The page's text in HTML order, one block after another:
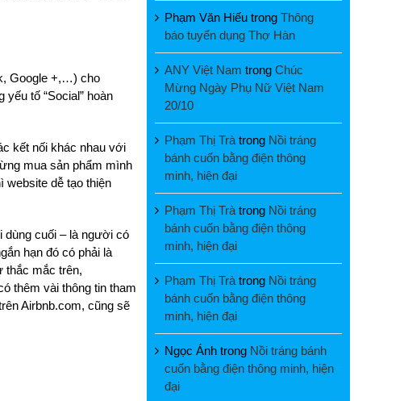
Google +,…) cho
tố “Social” hoàn
kết nối khác nhau với
mua sản phẩm mình
website dễ tạo thiện
dùng cuối – là người có
hạn đó có phải là
thắc mắc trên,
thêm vài thông tin tham
Airbnb.com, cũng sẽ
Phạm Văn Hiếu trong Thông
báo tuyển dụng Thợ Hàn
ANY Việt Nam trong Chúc
Mừng Ngày Phụ Nữ Việt Nam
20/10
Phạm Thị Trà trong Nồi tráng
bánh cuốn bằng điện thông
minh, hiện đại
Phạm Thị Trà trong Nồi tráng
bánh cuốn bằng điện thông
minh, hiện đại
Phạm Thị Trà trong Nồi tráng
bánh cuốn bằng điện thông
minh, hiện đại
Ngọc Ánh trong Nồi tráng bánh
cuốn bằng điện thông minh, hiện
đại